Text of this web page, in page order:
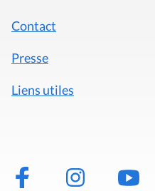
Contact
Presse
Liens utiles